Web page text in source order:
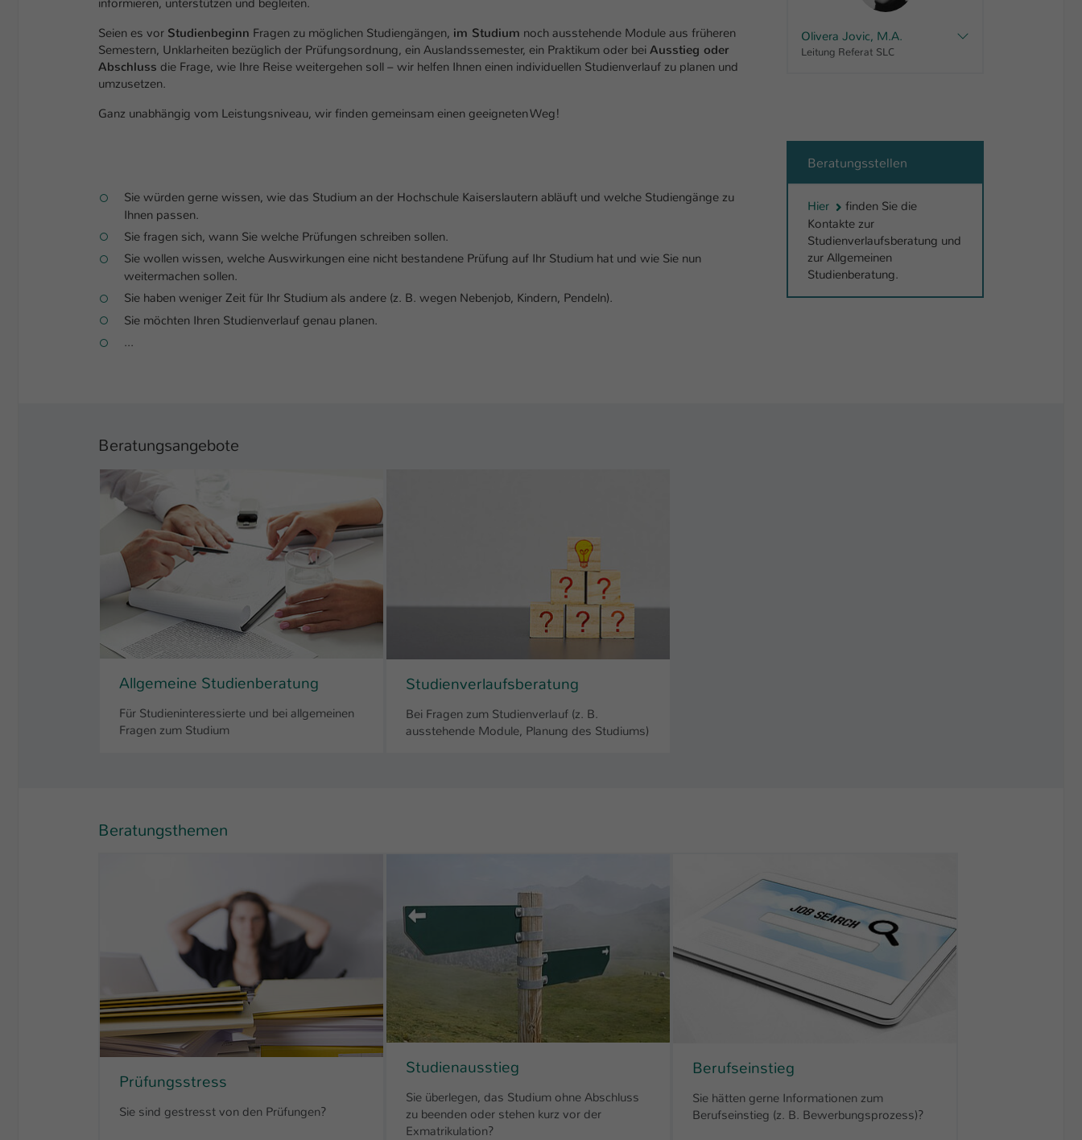
Seien es vor Studienbeginn Fragen zu möglichen Studiengängen, im Studium noch ausstehende Module aus früheren
Semestern, Unklarheiten bezüglich der Prüfungsordnung, ein Auslandssemester, ein Praktikum oder bei Ausstieg oder
Abschluss die Frage, wie Ihre Reise weitergehen soll – wir helfen Ihnen einen individuellen Studienverlauf zu planen und
umzusetzen.
Ganz unabhängig vom Leistungsniveau, wir finden gemeinsam einen geeigneten Weg!
Sie würden gerne wissen, wie das Studium an der Hochschule Kaiserslautern abläuft und welche Studiengänge zu
Ihnen passen.
Sie fragen sich, wann Sie welche Prüfungen schreiben sollen.
Sie wollen wissen, welche Auswirkungen eine nicht bestandene Prüfung auf Ihr Studium hat und wie Sie nun
weitermachen sollen.
Sie haben weniger Zeit für Ihr Studium als andere (z. B. wegen Nebenjob, Kindern, Pendeln).
Sie möchten Ihren Studienverlauf genau planen.
...
Olivera Jovic, M.A.
Leitung Referat SLC
Beratungsstellen
Hier
finden Sie die
Kontakte zur
Studienverlaufsberatung und
zur Allgemeinen
Studienberatung.
Beratungsangebote
Allgemeine Studienberatung
Für Studieninteressierte und bei allgemeinen
Fragen zum Studium
Studienverlaufsberatung
Bei Fragen zum Studienverlauf (z. B.
ausstehende Module, Planung des Studiums)
Beratungsthemen
Prüfungsstress
Sie sind gestresst von den Prüfungen?
Studienausstieg
Sie überlegen, das Studium ohne Abschluss
zu beenden oder stehen kurz vor der
Exmatrikulation?
Berufseinstieg
Sie hätten gerne Informationen zum
Berufseinstieg (z. B. Bewerbungsprozess)?
Name cookie_optin
Anbieter TYPO3
Anbieter
Laufzeit
Dieses Cookie ist ein Standard-Session-Cookie
von TYPO3. Es speichert im Fall eines Intranet-
Logins die Session-ID. So kann der eingeloggte
Benutzer wiedererkannt werden und es wird
ihm Zugang zu geschützten Bereichen gewährt.
Name be_typo_user
Laufzeit 1 Tag
Cookie-Informationen anzeigen
Besucher auf der Website nachzuverfolgen. Die erhobenen Daten
Laufzeit 7 Tage
Zweck
Erzeugt statistische Daten darüber, wie der
Externe Inhalte
Vimeo, Issuu), um Ihnen zusätzliche Informationen anzubieten.